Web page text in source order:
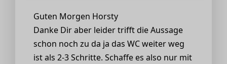
Guten Morgen Horsty
Danke Dir aber leider trifft die Aussage
schon noch zu da ja das WC weiter weg
ist als 2-3 Schritte. Schaffe es also nur mit